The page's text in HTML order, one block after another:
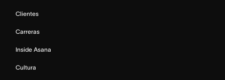
Clientes
Carreras
Inside Asana
Cultura